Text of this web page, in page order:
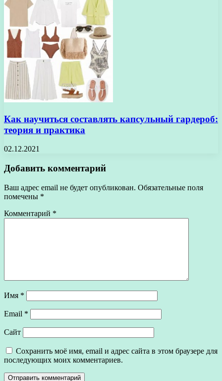
Как научиться составлять капсульный гардероб:
теория и практика
02.12.2021
Добавить комментарий
Ваш адрес email не будет опубликован. Обязательные поля
помечены *
Комментарий *
Имя *
Email *
Сайт
Сохранить моё имя, email и адрес сайта в этом браузере для
последующих моих комментариев.